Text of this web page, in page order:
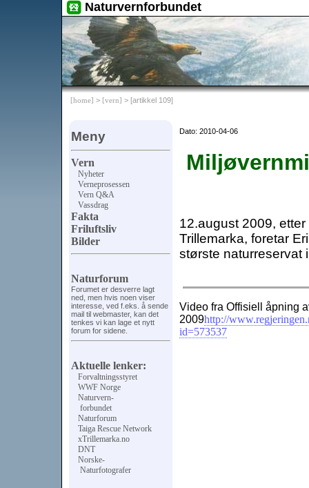
Naturvernforbundet
[home] > [vern] > [artikkel 109]
Meny
Vern
Nyheter
Verneprosessen
Vern Q&A
Vassdrag
Fakta
Friluftsliv
Bilder
Naturforum
Forumet er desverre lagt
ned, men hvis noen viser
interesse, ved f.eks. å sende
mail til webmaster, kan det
tenkes vi kan lage et nytt
forum for sidene.
Aktuelle lenker:
Forvaltningsstyret
WWF Norge
Naturvern-
forbundet
Naturforum
Taiga Rescue Network
xTrillemarka.no
DNT
Norske-
Naturfotografer
Dato: 2010-04-06
12.august 2009,
Trillemarka, foretar
største naturreservat
Video fra Offisiell åpning
2009http://
id=573537